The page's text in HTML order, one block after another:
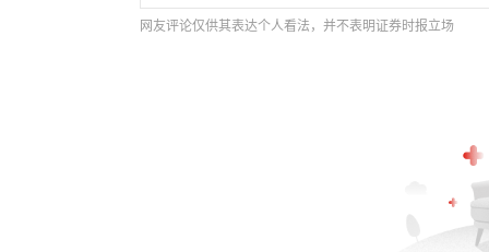
网友评论仅供其表达个人看法，并不表明证券时报立场